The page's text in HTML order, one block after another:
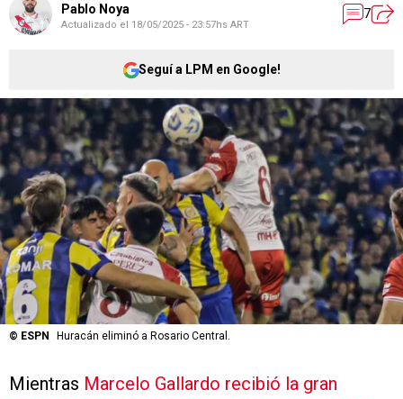
Pablo Noya
Actualizado el 18/05/2025 - 23:57hs ART
7
Seguí a LPM en Google!
© ESPN Huracán eliminó a Rosario Central.
Mientras Marcelo Gallardo recibió la gran